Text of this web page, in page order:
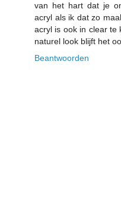
van het hart dat je
acryl als ik dat zo
acryl is ook in clear te
naturel look blijft het
Beantwoorden